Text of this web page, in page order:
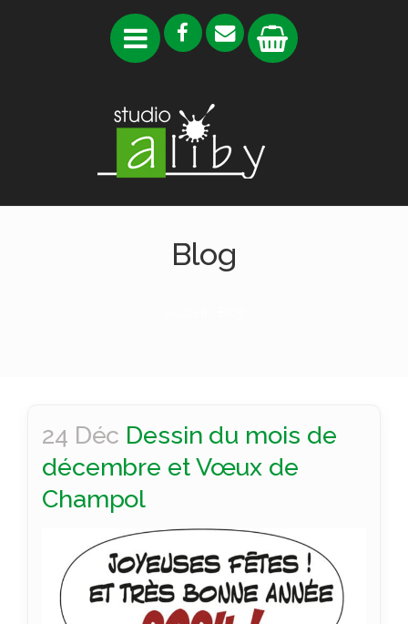
Blog
24 Déc Dessin du mois de
décembre et Vœux de
Champol